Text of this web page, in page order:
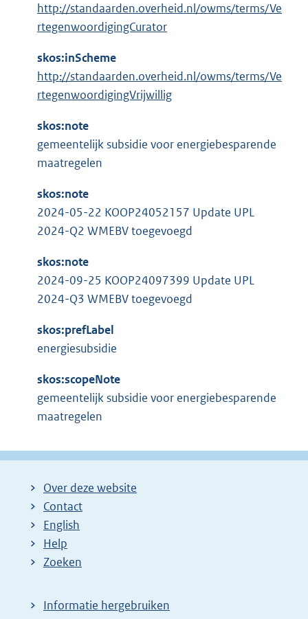
http://standaarden.overheid.nl/owms/terms/Ve
rtegenwoordigingCurator
skos:inScheme
http://standaarden.overheid.nl/owms/terms/Ve
rtegenwoordigingVrijwillig
skos:note
gemeentelijk subsidie voor energiebesparende
maatregelen
skos:note
2024-05-22 KOOP24052157 Update UPL
2024-Q2 WMEBV toegevoegd
skos:note
2024-09-25 KOOP24097399 Update UPL
2024-Q3 WMEBV toegevoegd
skos:prefLabel
energiesubsidie
skos:scopeNote
gemeentelijk subsidie voor energiebesparende
maatregelen
Over deze website
Contact
English
Help
Zoeken
Informatie hergebruiken